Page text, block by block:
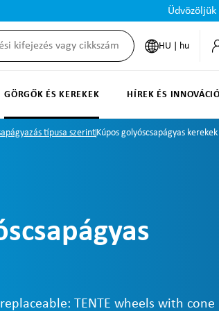
HU | hu
GÖRGŐK ÉS KEREKEK HÍREK ÉS INNOVÁCIÓ
típusa szerintKúpos golyóscsapágyas kerekek
TENTE wheels with cone